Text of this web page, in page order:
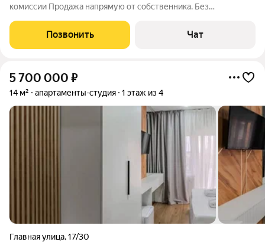
комиссии Продажа напрямую от собственника. Без
полностью оборудованные апартаменты «Морея» в
Лазаревском по адресу: Сочи, ул. Речная, 2Е.
Позвонить Чат
5 700 000 ₽
14 м² апартаменты-студия 1 этаж из 4
Главная улица,17/30